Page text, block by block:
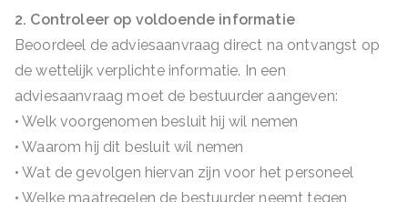
2. Controleer op voldoende informatie
Beoordeel de adviesaanvraag direct na ontvangst op
de wettelijk verplichte informatie. In een
adviesaanvraag moet de bestuurder aangeven:
• Welk voorgenomen besluit hij wil nemen
• Waarom hij dit besluit wil nemen
• Wat de gevolgen hiervan zijn voor het personeel
• Welke maatregelen de bestuurder neemt tegen